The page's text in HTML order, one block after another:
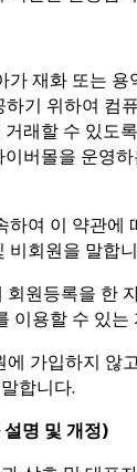
재화 또는 용
기 위하여 컴
래할 수 있도
버몰을 운영
하여 이 약관에
비회원을 말합
회원등록을 한
이용할 수 있는
가입하지 않
합니다.
명 및 개정)